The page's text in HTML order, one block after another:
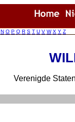
N O P Q R S T U V W X Y Z
Verenigde